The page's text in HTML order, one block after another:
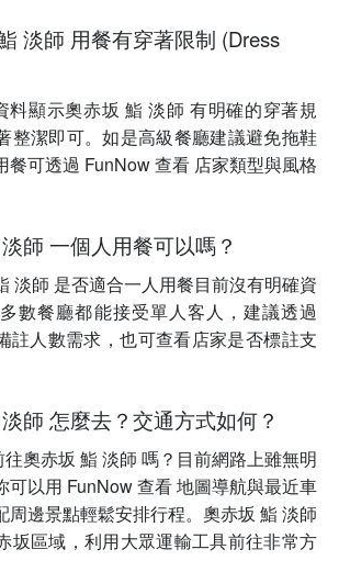
淡師 用餐有穿著限制 (Dress
料顯示奧赤坂 鮨 淡師 有明確的穿著規
整潔即可。如是高級餐廳建議避免拖鞋
餐可透過 FunNow 查看 店家類型與風格
師 一個人用餐可以嗎？
淡師 是否適合一人用餐目前沒有明確資
數餐廳都能接受單人客人，建議透過
註人數需求，也可查看店家是否標註支
師 怎麼去？交通方式如何？
奧赤坂 鮨 淡師 嗎？目前網路上雖無明
可以用 FunNow 查看 地圖導航與最近車
周邊景點輕鬆安排行程。奧赤坂 鮨 淡師
坂區域，利用大眾運輸工具前往非常方